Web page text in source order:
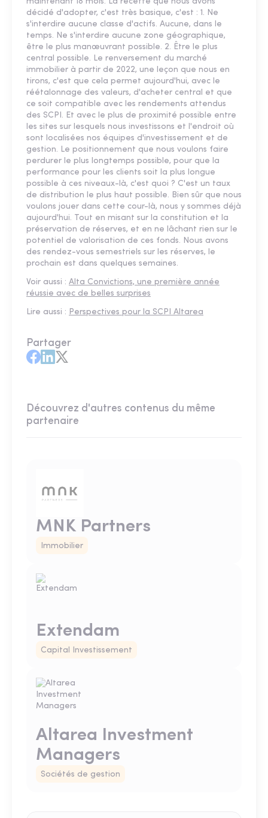
décidé d'adopter, c'est très basique, c'est : 1. Ne
s'interdire aucune classe d'actifs. Aucune, dans le
temps. Ne s'interdire aucune zone géographique,
être le plus manœuvrant possible. 2. Être le plus
central possible. Le renversement du marché
immobilier à partir de 2022, une leçon que nous en
tirons, c'est que cela permet aujourd'hui, avec le
réétalonnage des valeurs, d'acheter central et que
ce soit compatible avec les rendements attendus
des SCPI. Et avec le plus de proximité possible entre
les sites sur lesquels nous investissons et l'endroit où
sont localisées nos équipes d'investissement et de
gestion. Le positionnement que nous voulons faire
perdurer le plus longtemps possible, pour que la
performance pour les clients soit la plus longue
possible à ces niveaux-là, c'est quoi ? C'est un taux
de distribution le plus haut possible. Bien sûr que nous
voulons jouer dans cette cour-là, nous y sommes déjà
aujourd'hui. Tout en misant sur la constitution et la
préservation de réserves, et en ne lâchant rien sur le
potentiel de valorisation de ces fonds. Nous avons
des rendez-vous semestriels sur les réserves, le
prochain est dans quelques semaines.
Voir aussi : Alta Convictions, une première année
réussie avec de belles surprises
Lire aussi : Perspectives pour la SCPI Altarea
Partager
Découvrez d'autres contenus du même
partenaire
MNK Partners
Immobilier
Extendam
Capital Investissement
Altarea Investment
Managers
Sociétés de gestion